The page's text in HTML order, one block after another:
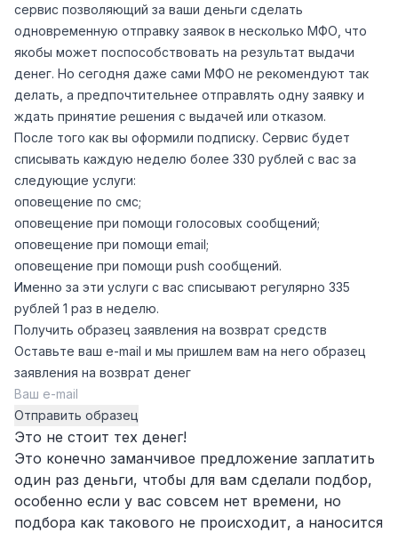
сервис позволяющий за ваши деньги сделать
одновременную отправку заявок в несколько МФО, что
якобы может поспособствовать на результат выдачи
денег. Но сегодня даже сами МФО не рекомендуют так
делать, а предпочтительнее отправлять одну заявку и
ждать принятие решения с выдачей или отказом.
После того как вы оформили подписку. Сервис будет
списывать каждую неделю более 330 рублей с вас за
следующие услуги:
оповещение по смс;
оповещение при помощи голосовых сообщений;
оповещение при помощи email;
оповещение при помощи push сообщений.
Именно за эти услуги с вас списывают регулярно 335
рублей 1 раз в неделю.
Получить образец заявления на возврат средств
Оставьте ваш e-mail и мы пришлем вам на него образец
заявления на возврат денег
Это не стоит тех денег!
Это конечно заманчивое предложение заплатить
один раз деньги, чтобы для вам сделали подбор,
особенно если у вас совсем нет времени, но
подбора как такового не происходит, а наносится